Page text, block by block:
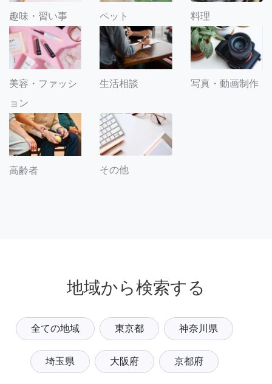
趣味・習い事 ペット 料理
美容・ファッシ
ョン
生活相談 写真・動画制作
高齢者 その他
地域から検索する
全ての地域 東京都 神奈川県
埼玉県 大阪府 京都府